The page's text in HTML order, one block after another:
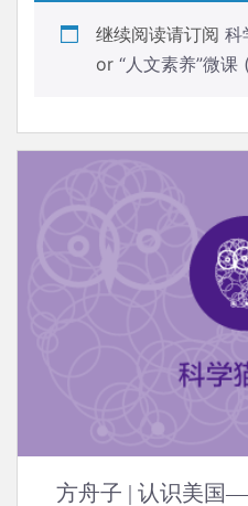
继续阅读请订阅 科
or “人文素养”微课
方舟子 | 认识美国